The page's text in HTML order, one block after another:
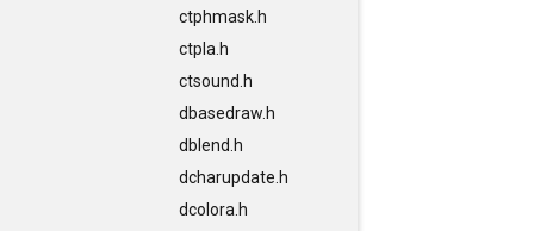
ctphmask.h
ctpla.h
ctsound.h
dbasedraw.h
dblend.h
dcharupdate.h
dcolora.h